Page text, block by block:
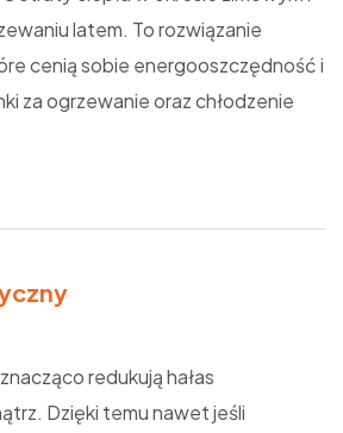
latem. To rozwiązanie
cenią sobie energooszczędność i
za ogrzewanie oraz chłodzenie
redukują hałas
Dzięki temu nawet jeśli